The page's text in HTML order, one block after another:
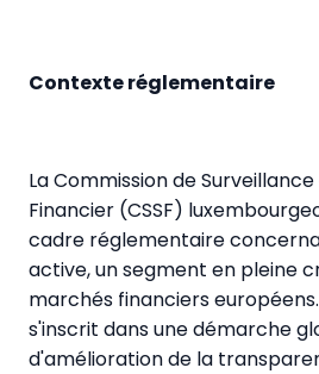
Contexte réglementaire
La Commission de
Financier (CSSF)
cadre réglementaire
active, un segment en pleine
marchés financiers
s'inscrit dans une démarche
d'amélioration de la